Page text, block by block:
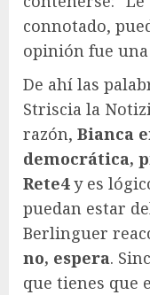
connotado,
opinión fue
De ahí las
Striscia la
razón, Bianca
democrática,
Rete4y es
puedan estar
Berlinguer
no, espera.
que tienes que